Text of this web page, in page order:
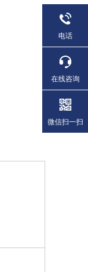
电话
在线咨询
微信扫一扫